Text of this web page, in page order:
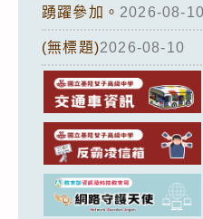
踴躍參加。 2026-08-10
(無標題)2026-08-10